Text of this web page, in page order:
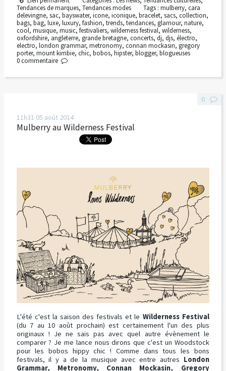
Tendances de marques, Tendances modes Tags :mulberry,cara
delevingne, sac, bayswater, icone, iconique, bracelet, sacs, collection,
bags, bag, luxe, luxury, fashion, trends, tendances, glamour, nature,
cool, musique, music, festivaliers, wilderness festival, wilderness,
oxfordshire, angleterre, grande bretagne, concerts, dj, djs, électro,
electro, london grammar, metronomy, connan mockasin, gregory
porter, mount kimbie, chic, bobos, hipster, blogger, blogueuses
0 commentaire
11h31 05 août 2014
Mulberry au Wilderness Festival
L'été c'est la saison des festivals et le Wilderness Festival
(du 7 au 10 août prochain) est certainement l'un des plus
originaux ! Je ne sais pas avec quel autre évènement le
comparer ? Je me lance nous dirons que c'est un Woodstock
pour les bobos hippy chic ! Comme dans tous les bons
festivals, il y a de la musique avec entre autres London
Grammar, Metronomy, Connan Mockasin, Gregory
0